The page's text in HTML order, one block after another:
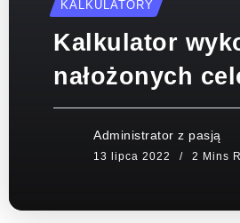
KALKULATORY
Kalkulator
nałożonych
Administrator z pasją
2 Mins